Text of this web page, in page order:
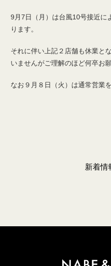
9月7日（月）は台風10号接近に
ります。
それに伴い上記２店舗も休業と
いませんがご理解のほど何卒お
なお９月８日（火）は通常営業
新着情